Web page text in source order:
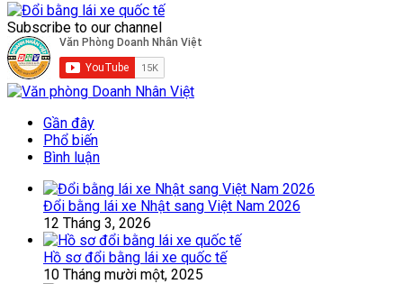
Subscribe to our channel
Gần đây
Phổ biến
Bình luận
Đổi bằng lái xe Nhật sang Việt Nam 2026
12 Tháng 3, 2026
Hồ sơ đổi bằng lái xe quốc tế
10 Tháng mười một, 2025